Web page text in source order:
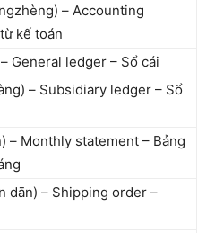
– Accounting
kế toán
General ledger – Sổ cái
– Subsidiary ledger – Sổ
– Monthly statement – Bảng
dān) – Shipping order –